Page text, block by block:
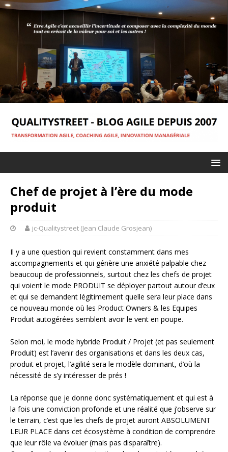
Chef de projet à l’ère du mode
produit
jc-Qualitystreet (Jean Claude Grosjean)
Il y a une question qui revient constamment dans mes
accompagnements et qui génère une anxiété palpable chez
beaucoup de professionnels, surtout chez les chefs de projet
qui voient le mode PRODUIT se déployer partout autour d’eux
et qui se demandent légitimement quelle sera leur place dans
ce nouveau monde où les Product Owners & les Equipes
Produit autogérées semblent avoir le vent en poupe.
Selon moi, le mode hybride Produit / Projet (et pas seulement
Produit) est l’avenir des organisations et dans les deux cas,
produit et projet, l’agilité sera le modèle dominant, d’où la
nécessité de s’y intéresser de prés !
La réponse que je donne donc systématiquement et qui est à
la fois une conviction profonde et une réalité que j’observe sur
le terrain, c’est que les chefs de projet auront ABSOLUMENT
LEUR PLACE dans cet écosystème à condition de comprendre
que leur rôle va évoluer (mais pas disparaître).